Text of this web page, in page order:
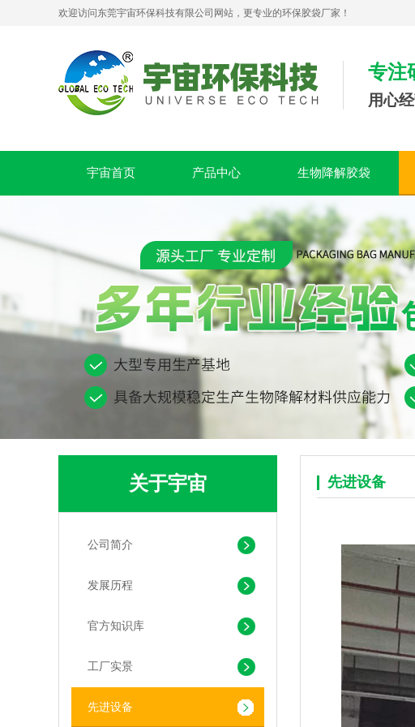
欢迎访问东莞宇宙环保科技有限公司网站，更专业的环保胶袋厂家！
专注
用心
宇宙首页 产品中心 生物降解胶袋
关于宇宙
公司简介
发展历程
官方知识库
工厂实景
先进设备
PLA+PBAT生物降解背心袋 快餐外卖打包袋
先进设备